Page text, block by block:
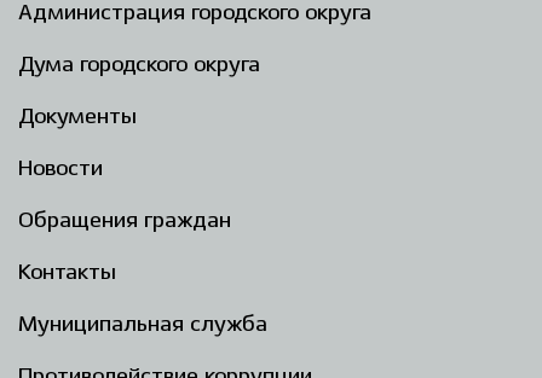
Администрация городского округа
Дума городского округа
Документы
Новости
Обращения граждан
Контакты
Муниципальная служба